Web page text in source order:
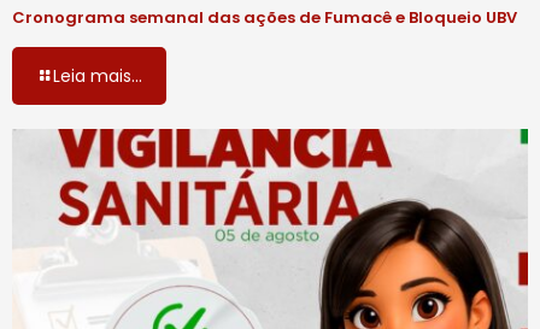
Cronograma semanal das ações de Fumacê e Bloqueio UBV
Leia mais...